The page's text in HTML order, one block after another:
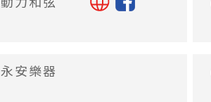
永安樂器